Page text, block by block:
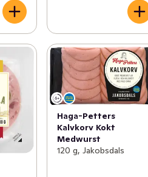
Haga-Petters
Kalvkorv Kokt
Medwurst
120 g, Jakobsdals